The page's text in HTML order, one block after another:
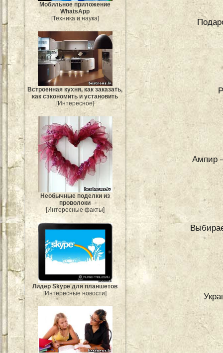
Мобильное приложение
WhatsApp
[Техника и наука]
Встроенная кухня, как заказать,
как сэкономить и установить
[Интересное]
Необычные поделки из
проволоки
[Интересные факты]
Лидер Skype для планшетов
[Интересные новости]
Ампир